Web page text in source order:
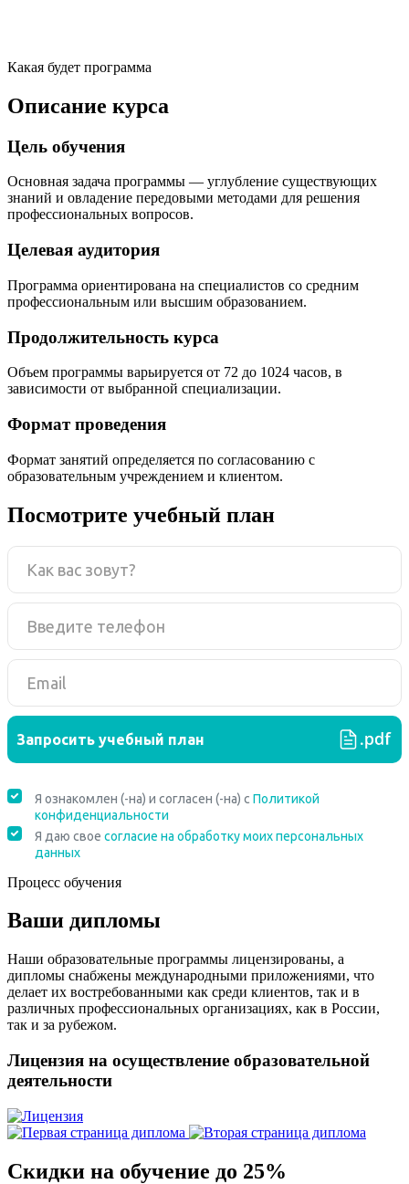
Какая будет программа
Описание курса
Цель обучения
Основная задача программы — углубление существующих
знаний и овладение передовыми методами для решения
профессиональных вопросов.
Целевая аудитория
Программа ориентирована на специалистов со средним
профессиональным или высшим образованием.
Продолжительность курса
Объем программы варьируется от 72 до 1024 часов, в
зависимости от выбранной специализации.
Формат проведения
Формат занятий определяется по согласованию с
образовательным учреждением и клиентом.
Посмотрите учебный план
Процесс обучения
Ваши дипломы
Наши образовательные программы лицензированы, а
дипломы снабжены международными приложениями, что
делает их востребованными как среди клиентов, так и в
различных профессиональных организациях, как в России,
так и за рубежом.
Лицензия на осуществление образовательной
деятельности
Скидки на обучение до 25%